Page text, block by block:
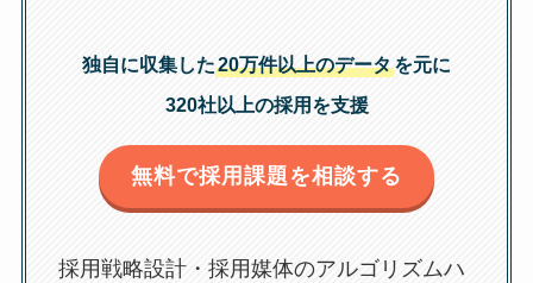
独自に収集した20万件以上のデータを元に
320社以上の採用を支援
無料で採用課題を相談する
採用戦略設計・採用媒体のアルゴリズムハ